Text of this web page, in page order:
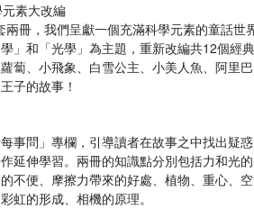
素大改編
兩冊，我們呈獻一個充滿科學元素的童話世
」和「光學」為主題，重新改編共12個經
蔔、小飛象、白雪公主、小美人魚、阿里
子的故事！
事問」專欄，引導讀者在故事之中找出疑
延伸學習。兩冊的知識點分別包括力和光
不便、摩擦力帶來的好處、植物、重心、
虹的形成、相機的原理。